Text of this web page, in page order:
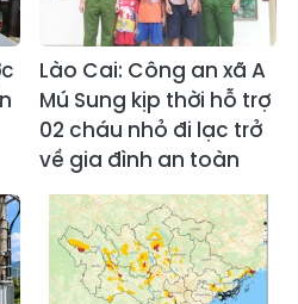
Lào Cai: Công an xã A
Mú Sung kịp thời hỗ trợ
02 cháu nhỏ đi lạc trở
về gia đình an toàn